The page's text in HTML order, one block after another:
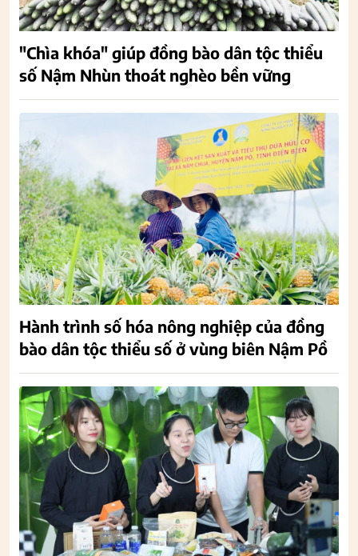
"Chìa khóa" giúp đồng bào dân tộc thiểu
số Nậm Nhùn thoát nghèo bền vững
Hành trình số hóa nông nghiệp của đồng
bào dân tộc thiểu số ở vùng biên Nậm Pồ